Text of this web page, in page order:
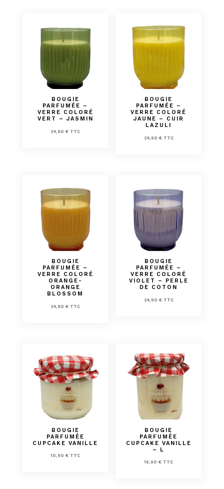
BOUGIE
PARFUMÉE –
VERRE COLORÉ
VERT – JASMIN
24,90€ TTC
BOUGIE
PARFUMÉE –
VERRE COLORÉ
JAUNE – CUIR
LAZULI
24,90 € TTC
BOUGIE
PARFUMÉE –
VERRE COLORÉ
ORANGE-
ORANGE
BLOSSOM
24,90€ TTC
BOUGIE
PARFUMÉE –
VERRE COLORÉ
VIOLET – PERLE
DE COTON
24,90 € TTC
BOUGIE
PARFUMÉE
CUPCAKE VANILLE
10,90€ TTC
BOUGIE
PARFUMÉE
CUPCAKE VANILLE
– L
19,90€ TTC